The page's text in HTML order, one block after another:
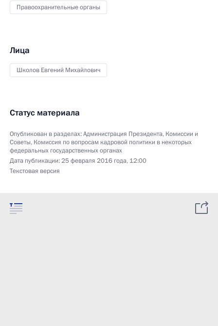
Правоохранительные органы
Лица
Школов Евгений Михайлович
Статус материала
Опубликован в разделах:Администрация Президента, Комиссии и
Советы, Комиссия по вопросам кадровой политики в некоторых
федеральных государственных органах
Дата публикации:25 февраля 2016 года, 12:00
Текстовая версия